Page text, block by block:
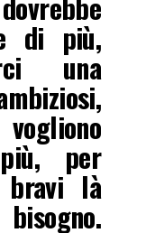
di più,
una
per
bravi là